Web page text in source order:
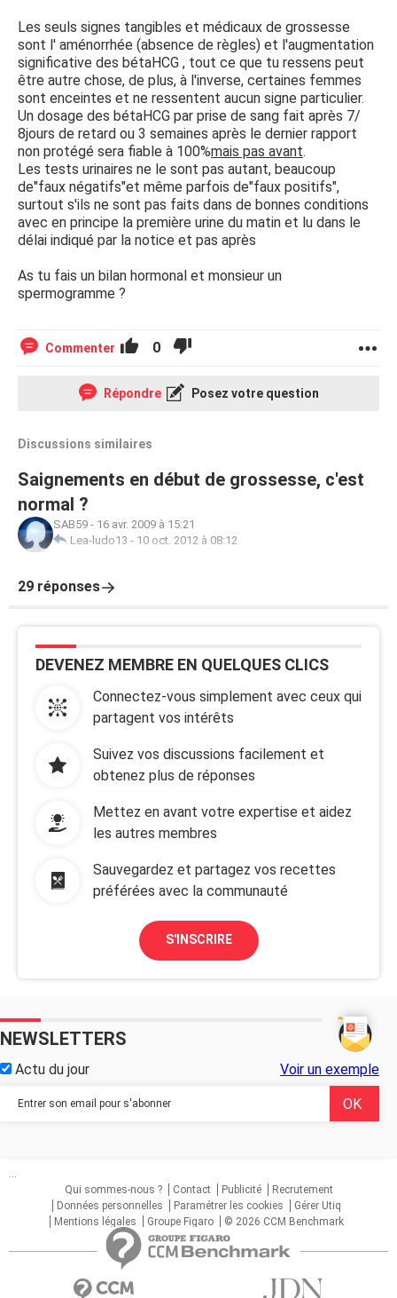
Les seuls signes tangibles et médicaux de grossesse
sont l' aménorrhée (absence de règles) et l'augmentation
significative des bétaHCG , tout ce que tu ressens peut
être autre chose, de plus, à l'inverse, certaines femmes
sont enceintes et ne ressentent aucun signe particulier.
Un dosage des bétaHCG par prise de sang fait après 7/
8jours de retard ou 3 semaines après le dernier rapport
non protégé sera fiable à 100%mais pas avant.
Les tests urinaires ne le sont pas autant, beaucoup
de"faux négatifs"et même parfois de"faux positifs",
surtout s'ils ne sont pas faits dans de bonnes conditions
avec en principe la première urine du matin et lu dans le
délai indiqué par la notice et pas après
As tu fais un bilan hormonal et monsieur un
spermogramme ?
Commenter 0
Répondre Posez votre question
Discussions similaires
Saignements en début de grossesse, c'est
normal ?
SAB59 - 16 avr. 2009 à 15:21
Lea-ludo13 - 10 oct. 2012 à 08:12
29 réponses
DEVENEZ MEMBRE EN QUELQUES CLICS
Connectez-vous simplement avec ceux qui
partagent vos intérêts
Suivez vos discussions facilement et
obtenez plus de réponses
Mettez en avant votre expertise et aidez
les autres membres
Sauvegardez et partagez vos recettes
préférées avec la communauté
S'INSCRIRE
NEWSLETTERS
Actu du jour Voir un exemple
...
Qui sommes-nous ?
Contact Publicité
Recrutement
Données personnelles
Paramétrer les cookies
Gérer Utiq
Mentions légales
Groupe Figaro © 2026 CCM Benchmark